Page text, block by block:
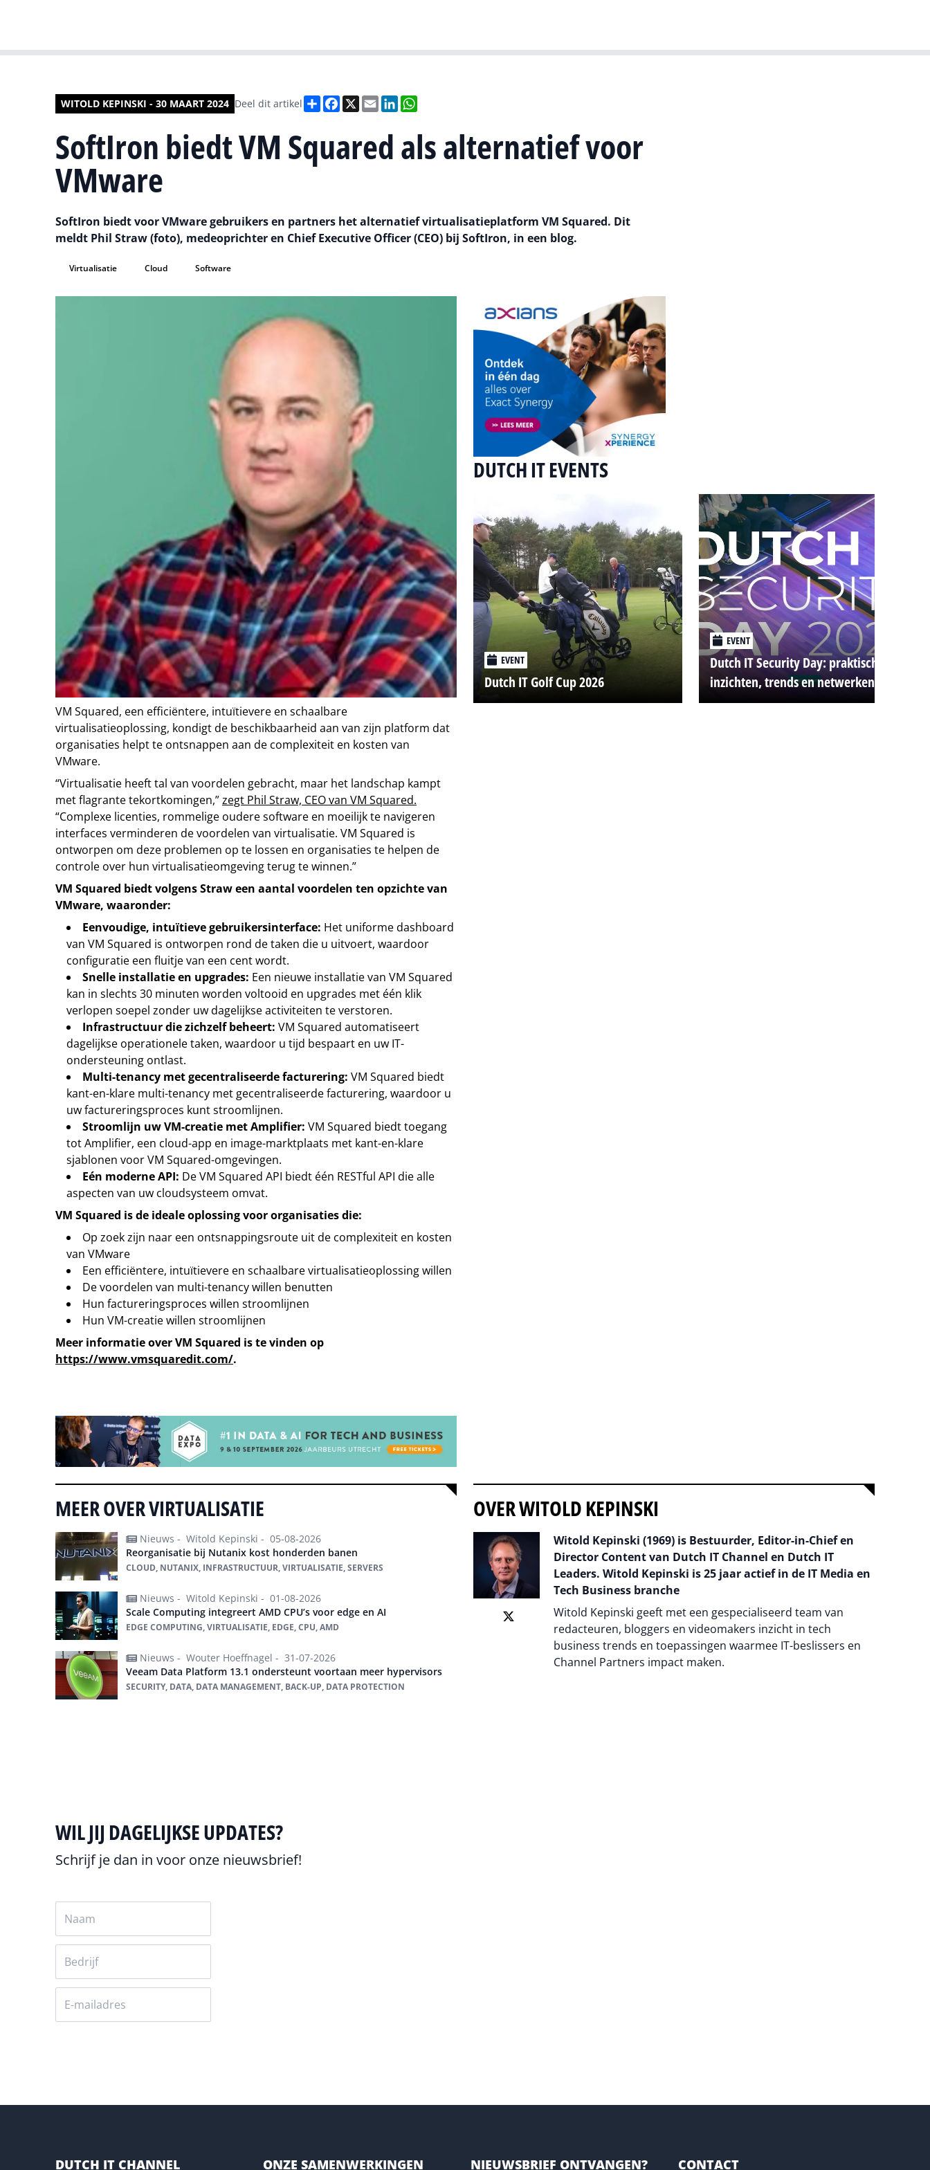
WITOLD KEPINSKI - 30 MAART 2024 Deel dit artikel DeelFacebook
X EmailLinkedIn
SoftIron biedt VM Squared als alternatief voor
VMware
SoftIron biedt voor VMware gebruikers en partners het alternatief virtualisatieplatform VM Squared. Dit
meldt Phil Straw (foto), medeoprichter en Chief Executive Officer (CEO) bij SoftIron, in een blog.
Virtualisatie Cloud Software
VM Squared, een efficiëntere, intuïtievere en schaalbare
virtualisatieoplossing, kondigt de beschikbaarheid aan van zijn platform dat
organisaties helpt te ontsnappen aan de complexiteit en kosten van
VMware.
“Virtualisatie heeft tal van voordelen gebracht, maar het landschap kampt
met flagrante tekortkomingen,”zegt Phil Straw, CEO van VM Squared.
“Complexe licenties, rommelige oudere software en moeilijk te navigeren
interfaces verminderen de voordelen van virtualisatie. VM Squared is
ontworpen om deze problemen op te lossen en organisaties te helpen de
controle over hun virtualisatieomgeving terug te winnen.”
VM Squared biedt volgens Straw een aantal voordelen ten opzichte van
VMware, waaronder:
Eenvoudige, intuïtieve gebruikersinterface: Het uniforme dashboard
van VM Squared is ontworpen rond de taken die u uitvoert, waardoor
configuratie een fluitje van een cent wordt.
Snelle installatie en upgrades: Een nieuwe installatie van VM Squared
kan in slechts 30 minuten worden voltooid en upgrades met één klik
verlopen soepel zonder uw dagelijkse activiteiten te verstoren.
Infrastructuur die zichzelf beheert: VM Squared automatiseert
dagelijkse operationele taken, waardoor u tijd bespaart en uw IT-
ondersteuning ontlast.
Multi-tenancy met gecentraliseerde facturering: VM Squared biedt
kant-en-klare multi-tenancy met gecentraliseerde facturering, waardoor u
uw factureringsproces kunt stroomlijnen.
Stroomlijn uw VM-creatie met Amplifier: VM Squared biedt toegang
tot Amplifier, een cloud-app en image-marktplaats met kant-en-klare
sjablonen voor VM Squared-omgevingen.
Eén moderne API: De VM Squared API biedt één RESTful API die alle
aspecten van uw cloudsysteem omvat.
VM Squared is de ideale oplossing voor organisaties die:
Op zoek zijn naar een ontsnappingsroute uit de complexiteit en kosten
van VMware
Een efficiëntere, intuïtievere en schaalbare virtualisatieoplossing willen
De voordelen van multi-tenancy willen benutten
Hun factureringsproces willen stroomlijnen
Hun VM-creatie willen stroomlijnen
Meer informatie over VM Squared is te vinden op
https://www.vmsquaredit.com/.
DUTCH IT EVENTS
EVENT
Dutch IT Golf Cup 2026
EVENT
Dutch IT Security Day: praktische
inzichten, trends en netwerken
MEER OVER VIRTUALISATIE
Nieuws - Witold Kepinski - 05-08-2026
Reorganisatie bij Nutanix kost honderden banen
CLOUD, NUTANIX, INFRASTRUCTUUR, VIRTUALISATIE, SERVERS
Nieuws - Witold Kepinski - 01-08-2026
Scale Computing integreert AMD CPU’s voor edge en AI
EDGE COMPUTING, VIRTUALISATIE, EDGE, CPU, AMD
Nieuws - Wouter Hoeffnagel - 31-07-2026
Veeam Data Platform 13.1 ondersteunt voortaan meer hypervisors
SECURITY, DATA, DATA MANAGEMENT, BACK-UP, DATA PROTECTION
OVER WITOLD KEPINSKI
Witold Kepinski (1969) is Bestuurder, Editor-in-Chief en
Director Content van Dutch IT Channel en Dutch IT
Leaders. Witold Kepinski is 25 jaar actief in de IT Media en
Tech Business branche
Witold Kepinski geeft met een gespecialiseerd team van
redacteuren, bloggers en videomakers inzicht in tech
business trends en toepassingen waarmee IT-beslissers en
Channel Partners impact maken.
WIL JIJ DAGELIJKSE UPDATES?
Schrijf je dan in voor onze nieuwsbrief!
DUTCH IT CHANNEL ONZE SAMENWERKINGEN NIEUWSBRIEF ONTVANGEN? CONTACT